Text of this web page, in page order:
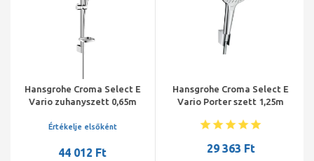
Hansgrohe Croma Select E
Vario zuhanyszett 0,65m
Értékelje elsőként
44 012 Ft
Hansgrohe Croma Select E
Vario Porter szett 1,25m
29 363 Ft